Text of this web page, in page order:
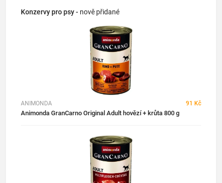
Konzervy pro psy - nově přidané
ANIMONDA 91 Kč
Animonda GranCarno Original Adult hovězí + krůta 800 g